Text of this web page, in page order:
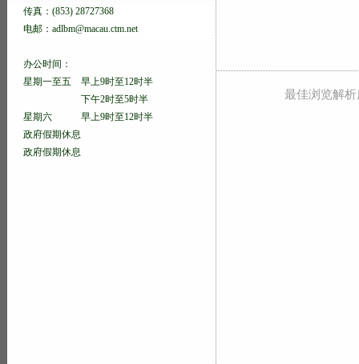
传真：(853) 28727368
电邮：adlbm@macau.ctm.net
办公时间：
星期一至五 早上9时至12时半
下午2时至5时半
星期六 早上9时至12时半
政府假期休息
政府假期休息
最佳浏览解